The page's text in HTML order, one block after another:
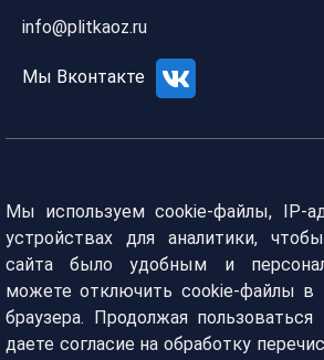
info@plitkaoz.ru
Мы Вконтакте
Мы используем cookie-файлы, IP-
устройствах для аналитики,
сайта было удобным и
можете отключить cookie-файлы в
браузера. Продолжая
даете согласие на обработку